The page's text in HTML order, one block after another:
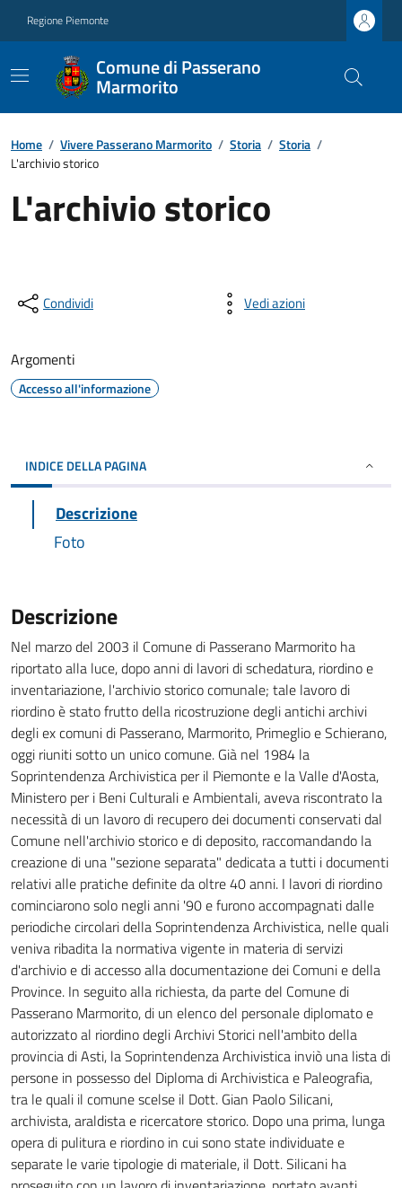
Regione Piemonte
Comune di Passerano
Marmorito
Home / Vivere Passerano Marmorito / Storia / Storia /
L'archivio storico
L'archivio storico
Condividi Vedi azioni
Argomenti
Accesso all'informazione
INDICE DELLA PAGINA
Descrizione
Foto
Descrizione
Nel marzo del 2003 il Comune di Passerano Marmorito ha
riportato alla luce, dopo anni di lavori di schedatura, riordino e
inventariazione, l'archivio storico comunale; tale lavoro di
riordino è stato frutto della ricostruzione degli antichi archivi
degli ex comuni di Passerano, Marmorito, Primeglio e Schierano,
oggi riuniti sotto un unico comune. Già nel 1984 la
Soprintendenza Archivistica per il Piemonte e la Valle d'Aosta,
Ministero per i Beni Culturali e Ambientali, aveva riscontrato la
necessità di un lavoro di recupero dei documenti conservati dal
Comune nell'archivio storico e di deposito, raccomandando la
creazione di una "sezione separata" dedicata a tutti i documenti
relativi alle pratiche definite da oltre 40 anni. I lavori di riordino
cominciarono solo negli anni '90 e furono accompagnati dalle
periodiche circolari della Soprintendenza Archivistica, nelle quali
veniva ribadita la normativa vigente in materia di servizi
d'archivio e di accesso alla documentazione dei Comuni e della
Province. In seguito alla richiesta, da parte del Comune di
Passerano Marmorito, di un elenco del personale diplomato e
autorizzato al riordino degli Archivi Storici nell'ambito della
provincia di Asti, la Soprintendenza Archivistica inviò una lista di
persone in possesso del Diploma di Archivistica e Paleografia,
tra le quali il comune scelse il Dott. Gian Paolo Silicani,
archivista, araldista e ricercatore storico. Dopo una prima, lunga
opera di pulitura e riordino in cui sono state individuate e
separate le varie tipologie di materiale, il Dott. Silicani ha